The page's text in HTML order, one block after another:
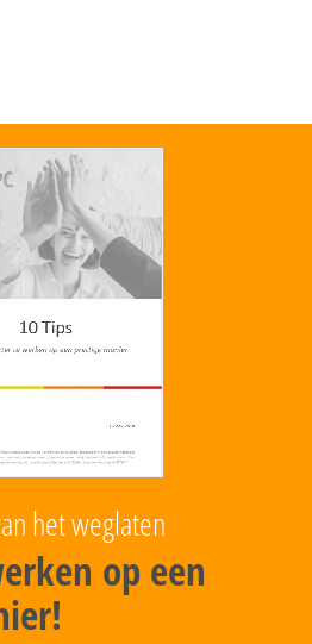
het weglaten
op een